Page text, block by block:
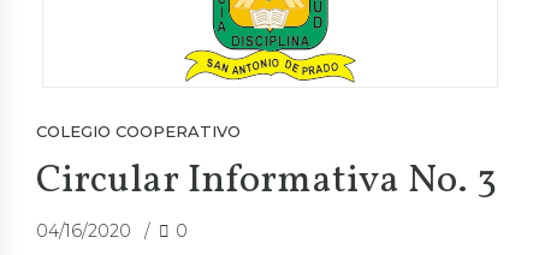
COLEGIO COOPERATIVO
Circular Informativa No. 3
04/16/2020 0